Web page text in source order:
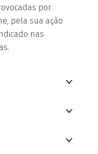
por
pela sua ação
nas